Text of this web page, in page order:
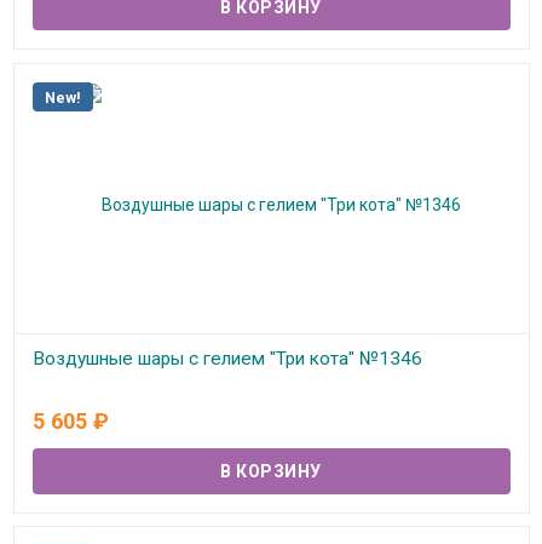
New!
Воздушные шары с гелием "Три кота" №1346
5 605 ₽